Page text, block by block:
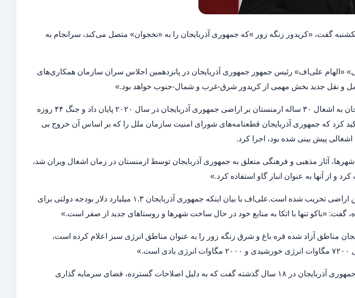
گفت، «کریدور زنگه زور »که جمهوری آذربایجان را به «نخجوان» متصل می‌کند، سرانجام به
«الهام علی‌اف» رئیس جمهور جمهوری آذربایجان در پانزدهمین اجلاس سران سازمان همکاری‌های
و نقل جدید بخش مهمی از کریدور شرق-غرب و شمال-جنوب خواهد بود.»
علی‌اف در ادامه گفت جمهوری آذربایجان به اشغال ۳۰ ساله ارمنستان بر اراضی جمهوری آذربایجان در سال ۲۰۲۰ پایان داد و جنگ ۴۴ روزه
کرد که جمهوری آذربایجان قطعنامه‌های شورای امنیت سازمان ملل را که بر اساس آن خروج بی
پیش بینی شده بود، اجرا کرد.
شهرها، آثار مذهبی و فرهنگی متعلق به جمهوری آذربایجان توسط ارمنستان در زمان اشغال ویران شد،
و از آنها به عنوان انبار گاو استفاده کرد.»
وی گفت ۶۵ مسجد از ۶۷ مسجد در این اراضی تخریب شده است.علی‌اف با بیان اینکه جمهوری آذربایجان ۱.۳ میلیارد دلار بودجه دولتی برای
گفت: «باکو تنها با اتکا به منابع خود در حال ساخت شهرها و روستاهای جدید از صفر است.»
مناطق آزاد شده قره باغ و شرق زنگه زور را به عنوان مناطق انرژی سبز اعلام کرده است،
علی‌اف درباره دستاوردهای اقتصادی جمهوری آذربایجان در ۱۸ سال گذشته گفت که به دلیل اصلاحات گسترده، فضای سرمایه گذاری